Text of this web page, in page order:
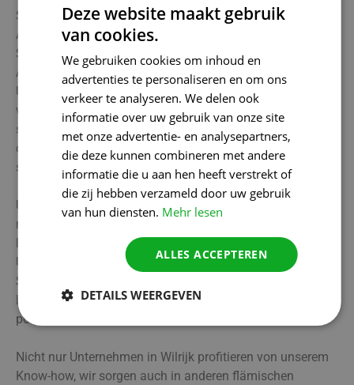
Sind Sie auf der Suche nach einer professionellen SEO-
Agentur in Wilrijk, um Ihre Online-Präsenz auf die nächste
Stufe zu heben? Wir wissen, dass die lokale
Auffindbarkeit von entscheidender Bedeutung für
Unternehmen ist, die in ihrem lokalen Umfeld wachsen
wollen. Mit gezielten lokalen SEO-Ansätzen stellen wir
sicher, dass Ihr Unternehmen von Kunden gefunden wird,
die nach Ihren Dienstleistungen in Wilrijk und Umgebung
suchen.
Unsere Spezialisten optimieren Ihre Website mit
relevanten Schlüsselwörtern, verwalten Ihre Einträge auf
lokalen Plattformen und sorgen dafür, dass Ihr Google-
Unternehmensprofil immer auf dem neuesten Stand ist.
So erhält Ihr Unternehmen einen prominenten Platz in den
lokalen Suchergebnissen und zieht mehr Besucher und
potenzielle Kunden an.
Nicht nur Unternehmen in Wilrijk profitieren von unserem
Know-how, wir sorgen auch in anderen flämischen
Deze website maakt gebruik
van cookies.
We gebruiken cookies om inhoud en
advertenties te personaliseren en om ons
verkeer te analyseren. We delen ook
informatie over uw gebruik van onze site
met onze advertentie- en analysepartners,
die deze kunnen combineren met andere
informatie die u aan hen heeft verstrekt of
die zij hebben verzameld door uw gebruik
van hun diensten. Mehr lesen
ALLES ACCEPTEREN
DETAILS WEERGEVEN